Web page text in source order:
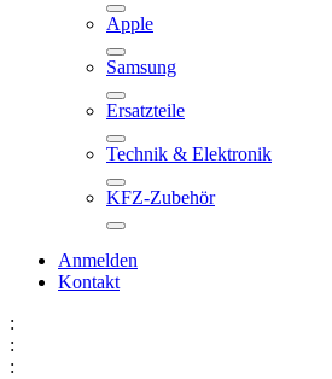
Apple
Samsung
Ersatzteile
Technik & Elektronik
KFZ-Zubehör
Anmelden
Kontakt
:
:
: